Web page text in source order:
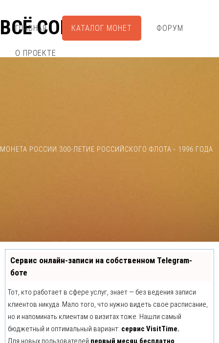
ВСЁ СОБРАЛ
ГЛАВНАЯ КАТАЛОГ МОНЕТ ФОРУМ
О ПРОЕКТЕ
МОНЕТА РОССИИ 300-ЛЕТИЕ РОССИЙСКОГО ФЛОТА - 1996 ГОДА
Сервис онлайн-записи на собственном Telegram-
боте
Тот, кто работает в сфере услуг, знает — без ведения записи
клиентов никуда. Мало того, что нужно видеть свое расписание,
но и напоминать клиентам о визитах тоже. Нашли самый
бюджетный и оптимальный вариант: сервис VisitTime.
Для новых пользователей первый месяц бесплатно.